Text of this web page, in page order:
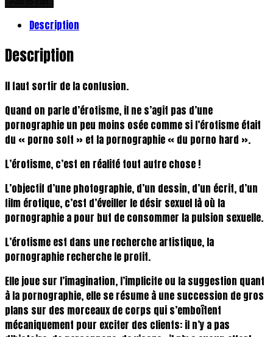
Description
Description
Il faut sortir de la confusion.
Quand on parle d’érotisme, il ne s’agit pas d’une
pornographie un peu moins osée comme si l’érotisme était
du « porno soft » et la pornographie « du porno hard ».
L’érotisme, c’est en réalité tout autre chose !
L’objectif d’une photographie, d’un dessin, d’un écrit, d’un
film érotique, c’est d’éveiller le désir sexuel là où la
pornographie a pour but de consommer la pulsion sexuelle.
L’érotisme est dans une recherche artistique, la
pornographie recherche le profit.
Elle joue sur l’imagination, l’implicite ou la suggestion quant
à la pornographie, elle se résume à une succession de gros
plans sur des morceaux de corps qui s’emboîtent
mécaniquement pour exciter des clients: il n’y a pas